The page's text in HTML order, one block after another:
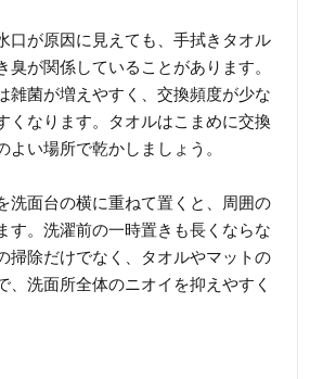
口が原因に見えても、手拭きタオル
臭が関係していることがあります。
雑菌が増えやすく、交換頻度が少な
くなります。タオルはこまめに交換
よい場所で乾かしましょう。
洗面台の横に重ねて置くと、周囲の
す。洗濯前の一時置きも長くならな
掃除だけでなく、タオルやマットの
、洗面所全体のニオイを抑えやすく